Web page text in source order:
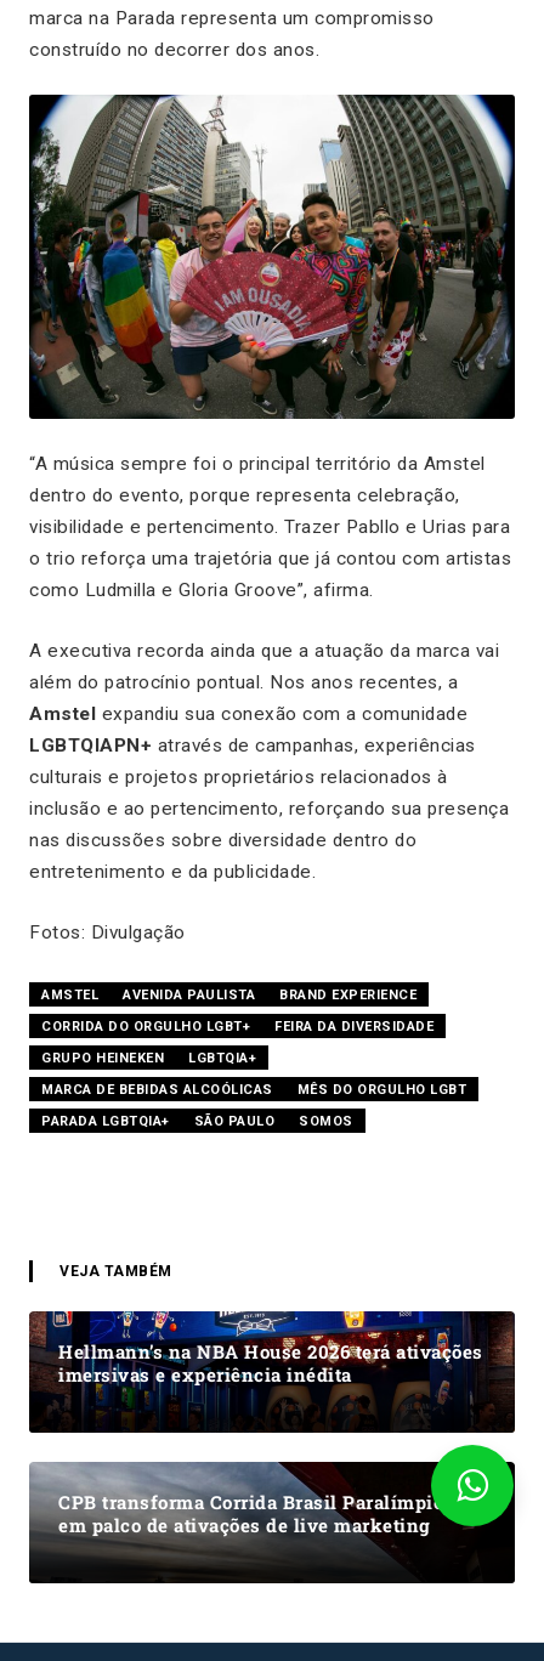
marca na Parada representa um compromisso
construído no decorrer dos anos.
“A música sempre foi o principal território da Amstel
dentro do evento, porque representa celebração,
visibilidade e pertencimento. Trazer Pabllo e Urias para
o trio reforça uma trajetória que já contou com artistas
como Ludmilla e Gloria Groove”, afirma.
A executiva recorda ainda que a atuação da marca vai
além do patrocínio pontual. Nos anos recentes, a
Amstel expandiu sua conexão com a comunidade
LGBTQIAPN+ através de campanhas, experiências
culturais e projetos proprietários relacionados à
inclusão e ao pertencimento, reforçando sua presença
nas discussões sobre diversidade dentro do
entretenimento e da publicidade.
Fotos: Divulgação
AMSTEL AVENIDA PAULISTA
BRAND EXPERIENCE
CORRIDA DO ORGULHO LGBT+
FEIRA DA DIVERSIDADE
GRUPO HEINEKEN
LGBTQIA+
MARCA DE BEBIDAS ALCOÓLICAS
MÊS DO ORGULHO LGBT
PARADA LGBTQIA+
SÃO PAULO SOMOS
VEJA TAMBÉM
Hellmann’s na NBA House 2026 terá ativações
imersivas e experiência inédita
CPB transforma Corrida Brasil Paralímpico
em palco de ativações de live marketing